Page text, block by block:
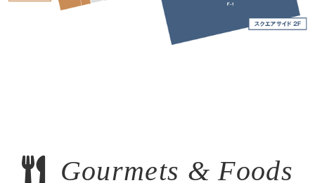
Gourmets & Foods